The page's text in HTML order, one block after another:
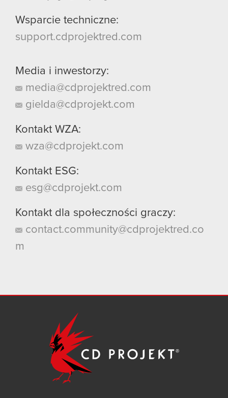
Wsparcie techniczne:
support.cdprojektred.com
Media i inwestorzy:
media@cdprojektred.com
gielda@cdprojekt.com
Kontakt WZA:
wza@cdprojekt.com
Kontakt ESG:
esg@cdprojekt.com
Kontakt dla społeczności graczy:
contact.community@cdprojektred.co
m